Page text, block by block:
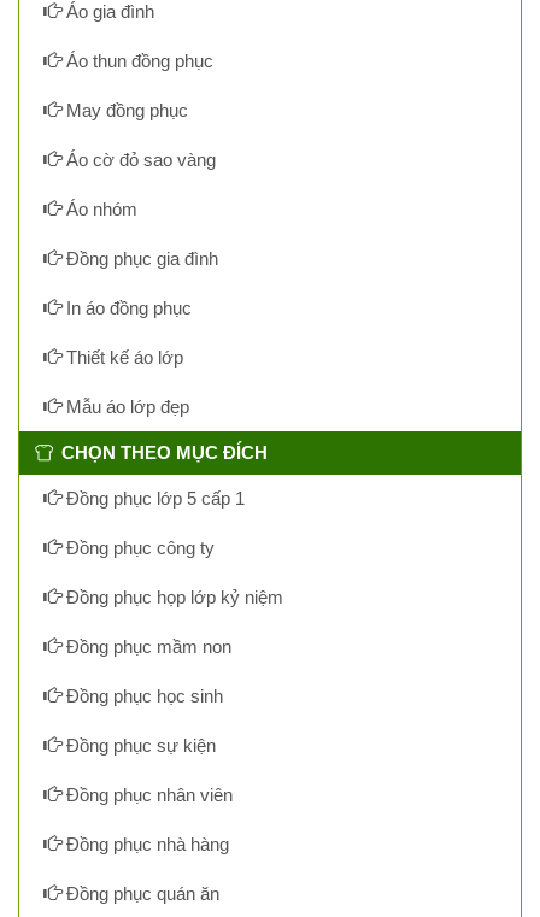
Áo gia đình
Áo thun đồng phục
May đồng phục
Áo cờ đỏ sao vàng
Áo nhóm
Đồng phục gia đình
In áo đồng phục
Thiết kế áo lớp
Mẫu áo lớp đẹp
CHỌN THEO MỤC ĐÍCH
Đồng phục lớp 5 cấp 1
Đồng phục công ty
Đồng phục họp lớp kỷ niệm
Đồng phục mầm non
Đồng phục học sinh
Đồng phục sự kiện
Đồng phục nhân viên
Đồng phục nhà hàng
Đồng phục quán ăn